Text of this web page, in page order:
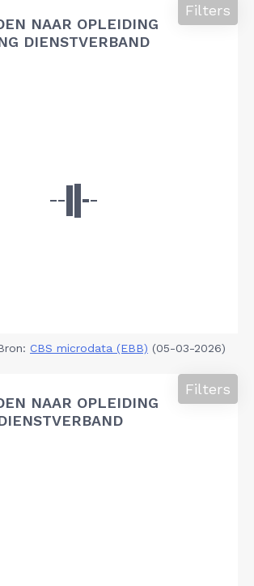
NAAR OPLEIDING
DIENSTVERBAND
Filters
CBS microdata (EBB) (05-03-2026)
NAAR OPLEIDING
Filters